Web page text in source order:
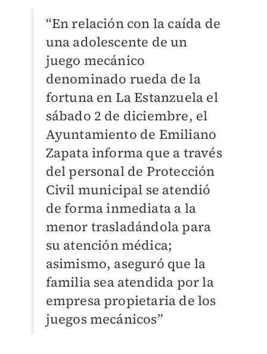
“En relación con la caída de
una adolescente de un
juego mecánico
denominado rueda de la
fortuna en La Estanzuela el
sábado 2 de diciembre, el
Ayuntamiento de Emiliano
Zapata informa que a través
del personal de Protección
Civil municipal se atendió
de forma inmediata a la
menor trasladándola para
su atención médica;
asimismo, aseguró que la
familia sea atendida por la
empresa propietaria de los
juegos mecánicos”